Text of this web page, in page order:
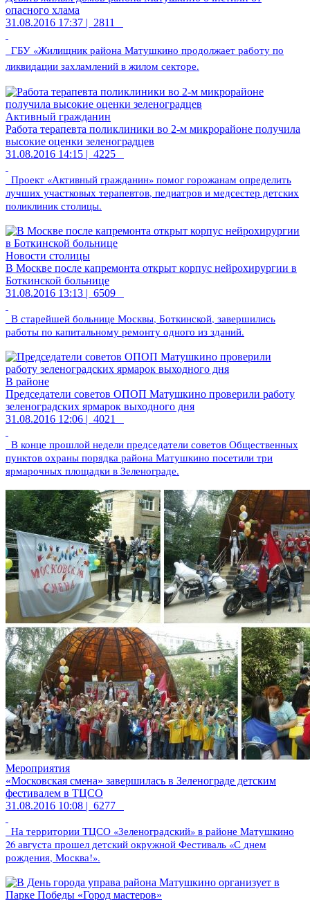
опасного хлама
31.08.2016 17:37 | 2811
ГБУ «Жилищник района Матушкино продолжает работу по
ликвидации захламлений в жилом секторе.
Активный гражданин
Работа терапевта поликлиники во 2-м микрорайоне получила
высокие оценки зеленоградцев
31.08.2016 14:15 | 4225
Проект «Активный гражданин» помог горожанам определить
лучших участковых терапевтов, педиатров и медсестер детских
поликлиник столицы.
Новости столицы
В Москве после капремонта открыт корпус нейрохирургии в
Боткинской больнице
31.08.2016 13:13 | 6509
В старейшей больнице Москвы, Боткинской, завершились
работы по капитальному ремонту одного из зданий.
В районе
Председатели советов ОПОП Матушкино проверили работу
зеленоградских ярмарок выходного дня
31.08.2016 12:06 | 4021
В конце прошлой недели председатели советов Общественных
пунктов охраны порядка района Матушкино посетили три
ярмарочных площадки в Зеленограде.
Мероприятия
«Московская смена» завершилась в Зеленограде детским
фестивалем в ТЦСО
31.08.2016 10:08 | 6277
На территории ТЦСО «Зеленоградский» в районе Матушкино
26 августа прошел детский окружной Фестиваль «С днем
рождения, Москва!».